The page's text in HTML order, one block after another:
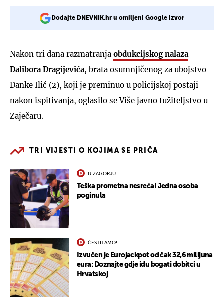
Dodajte DNEVNIK.hr u omiljeni Google izvor
Nakon tri dana razmatranja obdukcijskog nalaza
Dalibora Dragijevića, brata osumnjičenog za ubojstvo
Danke Ilić (2), koji je preminuo u policijskoj postaji
nakon ispitivanja, oglasilo se Više javno tužiteljstvo u
Zaječaru.
TRI VIJESTI O KOJIMA SE PRIČA
U ZAGORJU
Teška prometna nesreća! Jedna osoba
poginula
ČESTITAMO!
Izvučen je Eurojackpot od čak 32,6 milijuna
eura: Doznajte gdje idu bogati dobitci u
Hrvatskoj